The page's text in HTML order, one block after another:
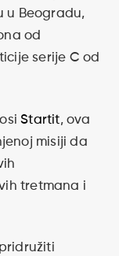
u Beogradu,
od
serije C od
Startit, ova
misiji da
tretmana i